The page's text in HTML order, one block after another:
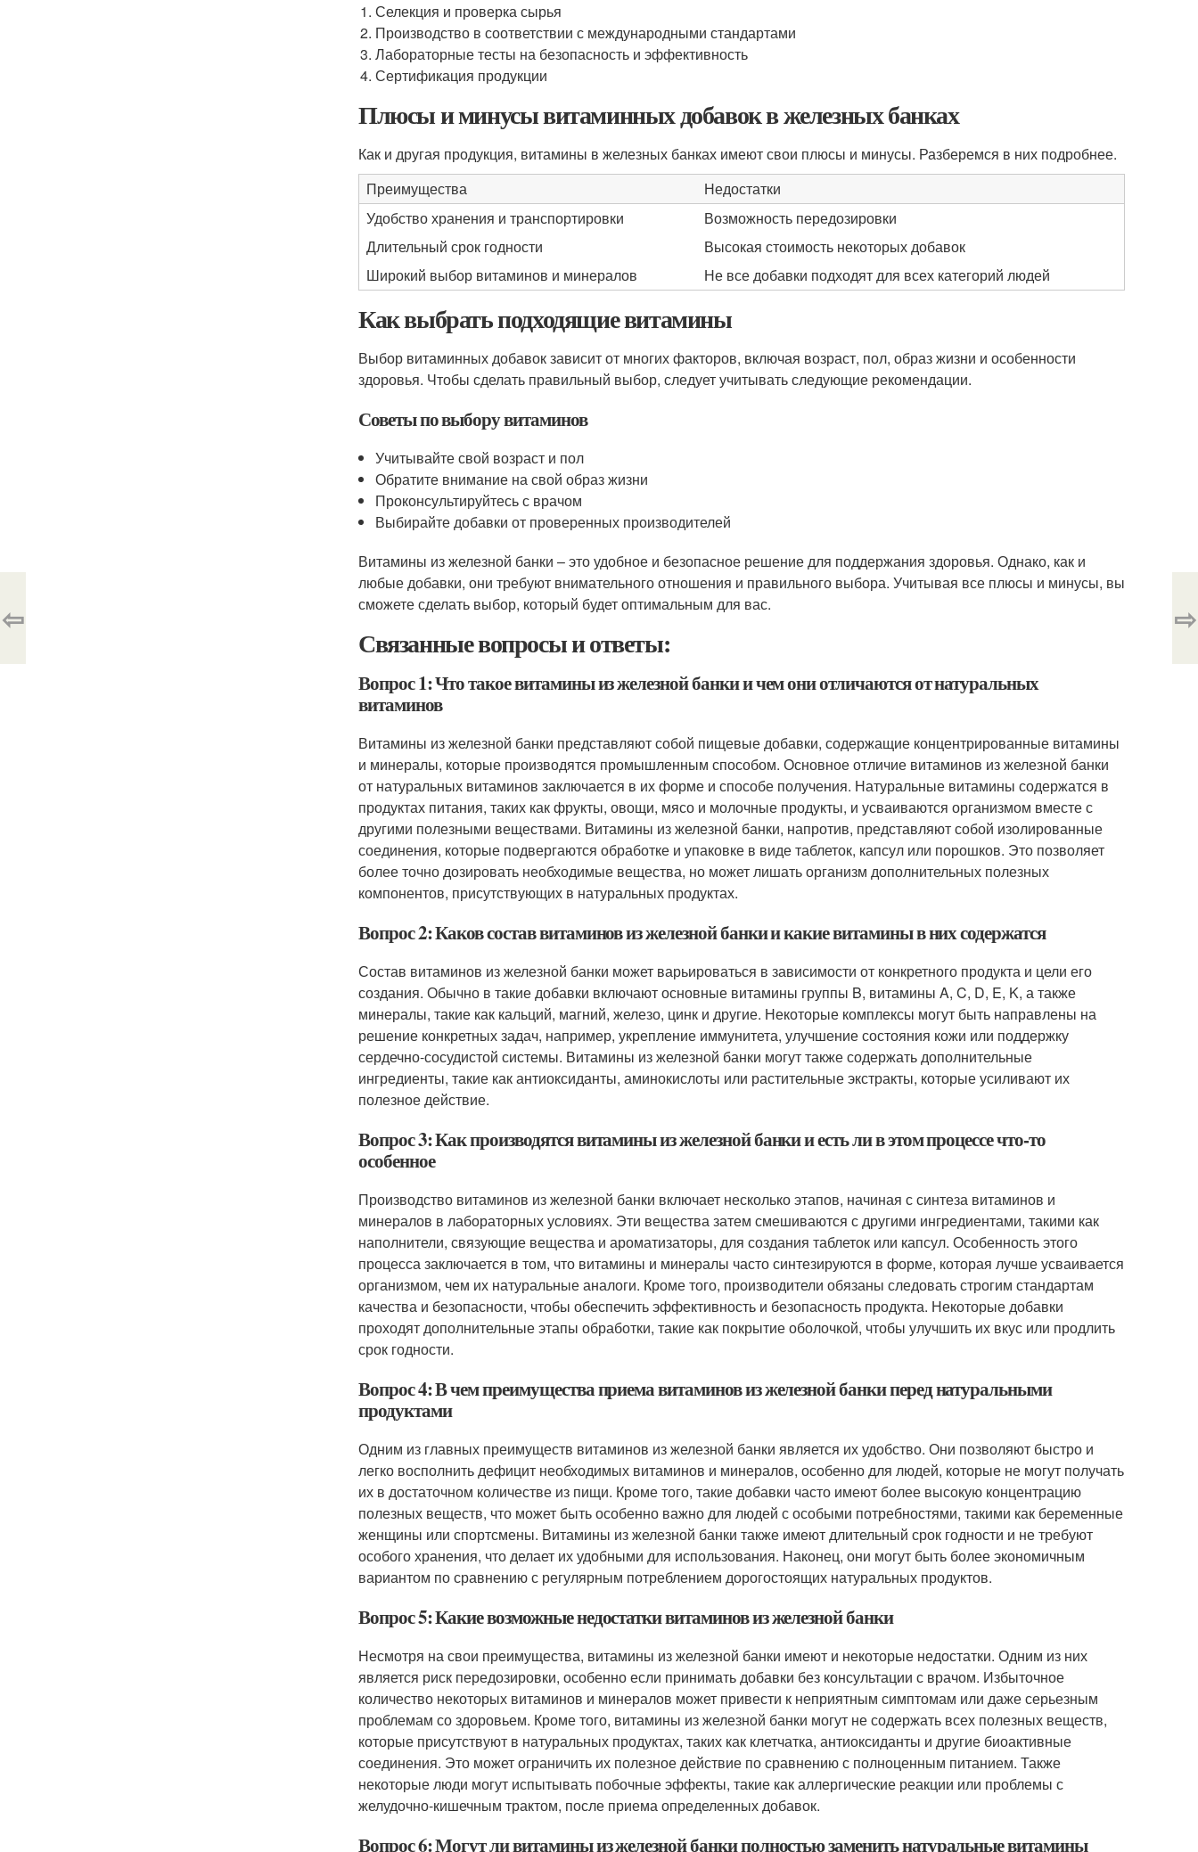
Селекция и проверка сырья
Производство в соответствии с международными стандартами
Лабораторные тесты на безопасность и эффективность
Сертификация продукции
Плюсы и минусы витаминных добавок в железных банках
Как и другая продукция, витамины в железных банках имеют свои плюсы и минусы. Разберемся в них подробнее.
Преимущества
Недостатки
Удобство хранения и транспортировки
Возможность передозировки
Длительный срок годности
Высокая стоимость некоторых добавок
Широкий выбор витаминов и минералов
Не все добавки подходят для всех категорий людей
Как выбрать подходящие витамины
Выбор витаминных добавок зависит от многих факторов, включая возраст, пол, образ жизни и особенности
здоровья. Чтобы сделать правильный выбор, следует учитывать следующие рекомендации.
Советы по выбору витаминов
Учитывайте свой возраст и пол
Обратите внимание на свой образ жизни
Проконсультируйтесь с врачом
Выбирайте добавки от проверенных производителей
Витамины из железной банки – это удобное и безопасное решение для поддержания здоровья. Однако, как и
любые добавки, они требуют внимательного отношения и правильного выбора. Учитывая все плюсы и минусы, вы
сможете сделать выбор, который будет оптимальным для вас.
Связанные вопросы и ответы:
Вопрос 1: Что такое витамины из железной банки и чем они отличаются от натуральных
витаминов
Витамины из железной банки представляют собой пищевые добавки, содержащие концентрированные витамины
и минералы, которые производятся промышленным способом. Основное отличие витаминов из железной банки
от натуральных витаминов заключается в их форме и способе получения. Натуральные витамины содержатся в
продуктах питания, таких как фрукты, овощи, мясо и молочные продукты, и усваиваются организмом вместе с
другими полезными веществами. Витамины из железной банки, напротив, представляют собой изолированные
соединения, которые подвергаются обработке и упаковке в виде таблеток, капсул или порошков. Это позволяет
более точно дозировать необходимые вещества, но может лишать организм дополнительных полезных
компонентов, присутствующих в натуральных продуктах.
Вопрос 2: Каков состав витаминов из железной банки и какие витамины в них содержатся
Состав витаминов из железной банки может варьироваться в зависимости от конкретного продукта и цели его
создания. Обычно в такие добавки включают основные витамины группы B, витамины A, C, D, E, K, а также
минералы, такие как кальций, магний, железо, цинк и другие. Некоторые комплексы могут быть направлены на
решение конкретных задач, например, укрепление иммунитета, улучшение состояния кожи или поддержку
сердечно-сосудистой системы. Витамины из железной банки могут также содержать дополнительные
ингредиенты, такие как антиоксиданты, аминокислоты или растительные экстракты, которые усиливают их
полезное действие.
Вопрос 3: Как производятся витамины из железной банки и есть ли в этом процессе что-то
особенное
Производство витаминов из железной банки включает несколько этапов, начиная с синтеза витаминов и
минералов в лабораторных условиях. Эти вещества затем смешиваются с другими ингредиентами, такими как
наполнители, связующие вещества и ароматизаторы, для создания таблеток или капсул. Особенность этого
процесса заключается в том, что витамины и минералы часто синтезируются в форме, которая лучше усваивается
организмом, чем их натуральные аналоги. Кроме того, производители обязаны следовать строгим стандартам
качества и безопасности, чтобы обеспечить эффективность и безопасность продукта. Некоторые добавки
проходят дополнительные этапы обработки, такие как покрытие оболочкой, чтобы улучшить их вкус или продлить
срок годности.
Вопрос 4: В чем преимущества приема витаминов из железной банки перед натуральными
продуктами
Одним из главных преимуществ витаминов из железной банки является их удобство. Они позволяют быстро и
легко восполнить дефицит необходимых витаминов и минералов, особенно для людей, которые не могут получать
их в достаточном количестве из пищи. Кроме того, такие добавки часто имеют более высокую концентрацию
полезных веществ, что может быть особенно важно для людей с особыми потребностями, такими как беременные
женщины или спортсмены. Витамины из железной банки также имеют длительный срок годности и не требуют
особого хранения, что делает их удобными для использования. Наконец, они могут быть более экономичным
вариантом по сравнению с регулярным потреблением дорогостоящих натуральных продуктов.
Вопрос 5: Какие возможные недостатки витаминов из железной банки
Несмотря на свои преимущества, витамины из железной банки имеют и некоторые недостатки. Одним из них
является риск передозировки, особенно если принимать добавки без консультации с врачом. Избыточное
количество некоторых витаминов и минералов может привести к неприятным симптомам или даже серьезным
проблемам со здоровьем. Кроме того, витамины из железной банки могут не содержать всех полезных веществ,
которые присутствуют в натуральных продуктах, таких как клетчатка, антиоксиданты и другие биоактивные
соединения. Это может ограничить их полезное действие по сравнению с полноценным питанием. Также
некоторые люди могут испытывать побочные эффекты, такие как аллергические реакции или проблемы с
желудочно-кишечным трактом, после приема определенных добавок.
Вопрос 6: Могут ли витамины из железной банки полностью заменить натуральные витамины
⇦ ⇨